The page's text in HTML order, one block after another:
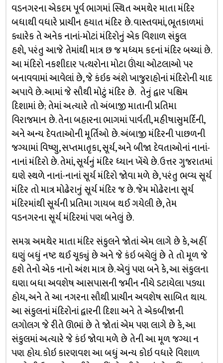
વડનગરના એકદમ પૂર્વ ભાગમાં સ્થિત અમથેર માતા મંદિર
બધાથી વધારે પ્રાચીન હયાત મંદિર છે. વાસ્તવમાં, ભૂતકાળમાં
ક્યારેક તે અનેક નાનાં-મોટાં મંદિરોનું એક વિશાળ સંકુલ
હશે, પરંતુ આજે તેમાંથી માત્ર છ જ મધ્યમ કદનાં મંદિર બચ્યાં છે.
આ મંદિરો નકશીદાર પત્થરોના મોટા ઊંચા ઓટલાઓ પર
બનાવવામાં આવેલાં છે, જે કંઇક અંશે ખાજુરાહોનાં મંદિરોની યાદ
અપાવે છે. આમાં જે સૌથી મોટું મંદિર છે. તેનું દ્વાર પશ્ચિમ
દિશામાં છે; તેમાં અત્યારે તો અંબાજી માતાની પ્રતિમા
વિરાજમાન છે. તેના બહારના ભાગમાં પાર્વતી, મહીષાસુમર્દિની,
અને અન્ય દેવતાઓની મૂર્તિઓ છે. અંબાજી મંદિરની પાછળની
જગ્યામાં વિષ્ણુ, સપ્તમાતૃકા, સૂર્ય, અને બીજા દેવતાઓનાં નાનાં-
નાનાં મંદિરો છે. તેમાં, સૂર્યનું મંદિર ધ્યાન ખેંચે છે. ઉત્તર ગુજરાતમાં
ઘણે સ્થળે નાનાં-નાનાં સૂર્ય મંદિરો જોવા મળે છે, પરંતુ ભવ્ય સૂર્ય
મંદિર તો માત્ર મોઢેરાનું સૂર્ય મંદિર જ છે. જેમ મોઢેરાના સૂર્ય
મંદિરમાંથી સૂર્યની પ્રતિમા ગાયબ થઈ ગયેલી છે, તેમ
વડનગરના સૂર્ય મંદિરમાં પણ બનેલું છે.
સમગ્ર અમથેર માતા મંદિર સંકુલને જોતાં એમ લાગે છે કે, અહીં
ઘણું બધું નષ્ટ થઈ ચૂક્યું છે અને જે કંઇ બચેલું છે તે તો મૂળ જે
હશે તેનો એક નાનો અંશ માત્ર છે. એવું પણ બને કે, આ સંકુલના
ઘણા બધા અવશેષ આસપાસની જમીન નીચે ડટાયેલા પડ્યા
હોય, અને તે આ નગરના સૌથી પ્રાચીન અવશેષ સાબિત થાય.
આ સંકુલનાં મંદિરોનાં દ્વારની દિશા અને તે એકબીજાની
લગોલગ જે રીતે ઊભાં છે તે જોતાં એમ પણ લાગે છે કે, આ
સંકુલમાં અત્યારે જે કંઇ જોવા મળે છે તેની આ મૂળ જગ્યા ન
પણ હોય. કોઇ કારણવશ આ બધું અન્ય કોઇ વધારે વિશાળ